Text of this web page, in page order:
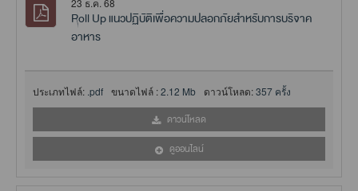
Roll Up แนวปฏิบัติเพื่อความปลอกภัยสำหรับการบริจาค
อาหาร
ประเภทไฟล์: .pdf ขนาดไฟล์ :2.12 Mb ดาวน์โหลด:357 ครั้ง
ดาวน์โหลด
ดูออนไลน์